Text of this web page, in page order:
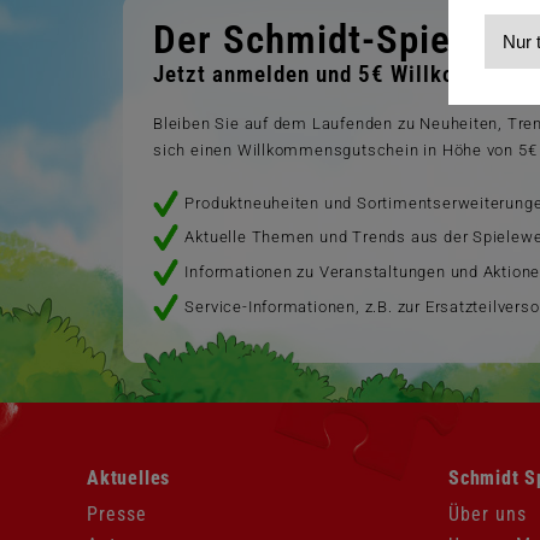
Nur
Der Schmidt-Spiele-
Jetzt anmelden und 5€
Bleiben Sie auf dem Laufenden zu Neuheiten,
sich einen Willkommensgutschein in Höhe von
Produktneuheiten und
Aktuelle Themen und Trends aus der
Informationen zu Veranstaltungen und
Service-Informationen, z.B. zur
überspringen
Aktuelles
Presse
Navigation
überspringen
Schmidt
Über uns